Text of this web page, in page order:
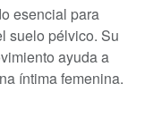
esencial para
suelo pélvico. Su
ayuda a
íntima femenina.